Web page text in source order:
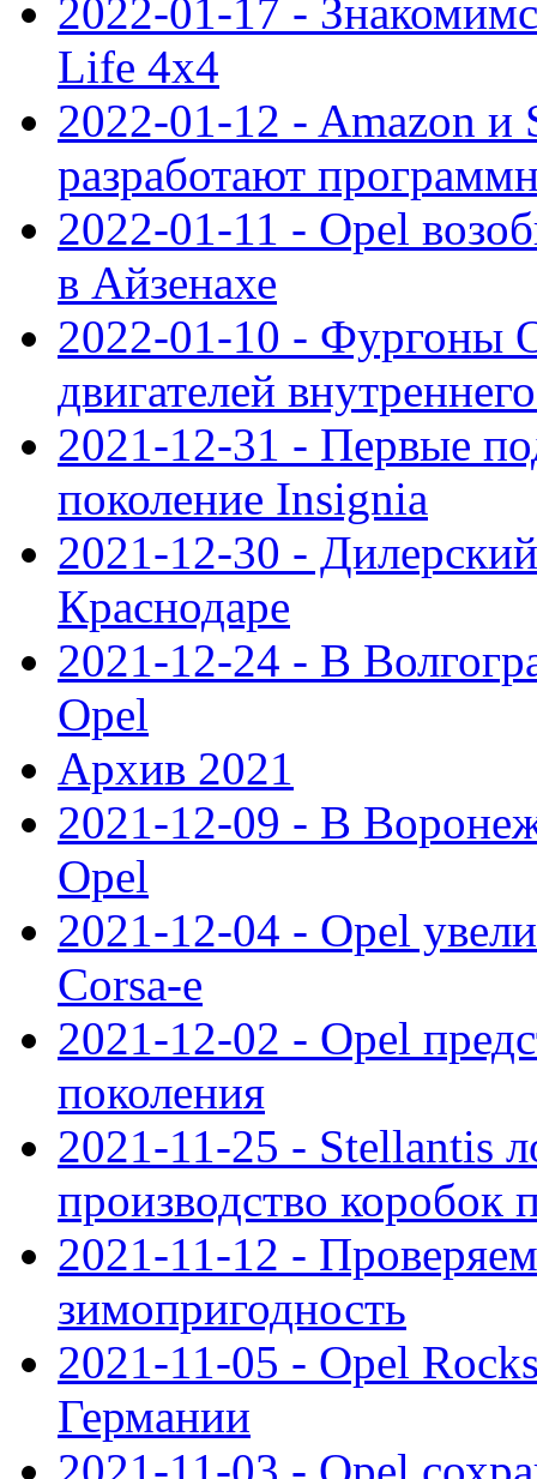
2022-01-17 -
Life 4x4
2022-01-12 - Amazon и
разработают
2022-01-11 - Opel
в Айзенахе
2022-01-10 - Фургоны
двигателей
2021-12-31 - Первые
поколение Insignia
2021-12-30 -
Краснодаре
2021-12-24 - В
Opel
Архив 2021
2021-12-09 - В
Opel
2021-12-04 - Opel
Corsa-e
2021-12-02 - Opel
поколения
2021-11-25 - Stellantis
производство коробок
2021-11-12 -
зимопригодность
2021-11-05 - Opel
Германии